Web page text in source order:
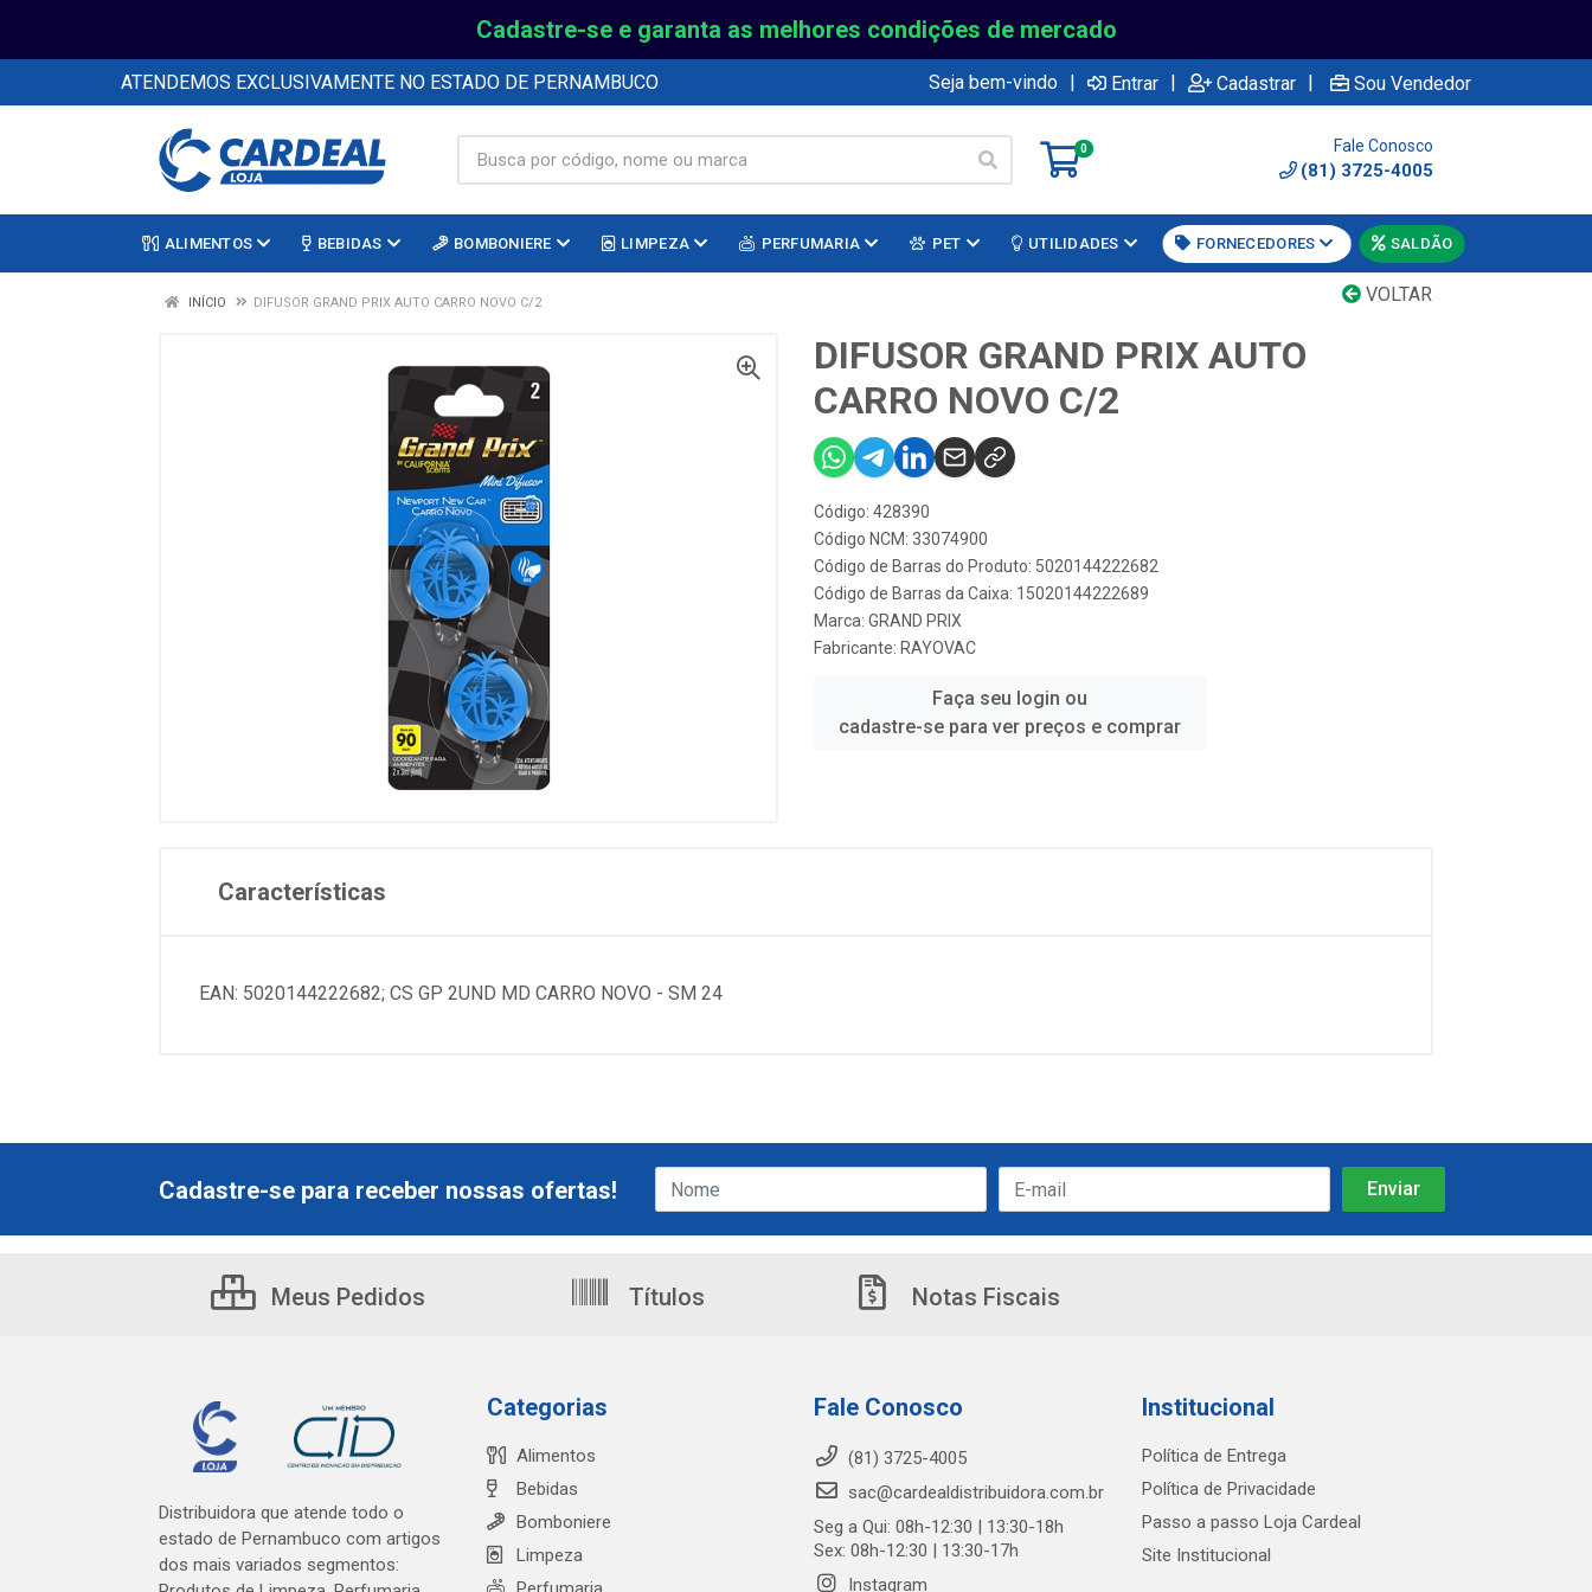
Cadastre-se e garanta as melhores condições de mercado
ATENDEMOS EXCLUSIVAMENTE NO ESTADO DE PERNAMBUCO Seja bem-vindo | Entrar | Cadastrar | Sou Vendedor
0 Fale Conosco
(81) 3725-4005
ALIMENTOS BEBIDAS BOMBONIERE LIMPEZA PERFUMARIA PET UTILIDADES FORNECEDORES SALDÃO
VOLTAR
INÍCIO DIFUSOR GRAND PRIX AUTO CARRO NOVO C/2
DIFUSOR GRAND PRIX AUTO
CARRO NOVO C/2
Código: 428390
Código NCM: 33074900
Código de Barras do Produto: 5020144222682
Código de Barras da Caixa: 15020144222689
Marca: GRAND PRIX
Fabricante: RAYOVAC
Faça seu login ou
cadastre-se para ver preços e comprar
Características
EAN: 5020144222682; CS GP 2UND MD CARRO NOVO - SM 24
Cadastre-se para receber nossas ofertas!
Meus Pedidos Títulos Notas Fiscais
Distribuidora que atende todo o
estado de Pernambuco com artigos
dos mais variados segmentos:
Categorias
Alimentos
Bebidas
Bomboniere
Limpeza
Fale Conosco
(81) 3725-4005
sac@cardealdistribuidora.com.br
Seg a Qui: 08h-12:30 | 13:30-18h
Sex: 08h-12:30 | 13:30-17h
Instagram
Institucional
Política de Entrega
Política de Privacidade
Passo a passo Loja Cardeal
Site Institucional